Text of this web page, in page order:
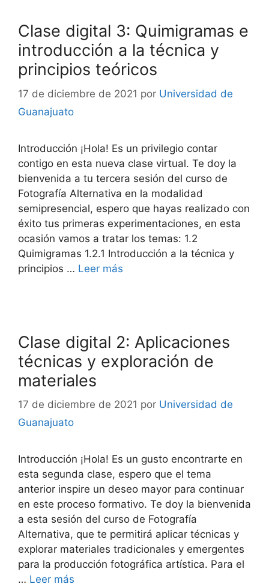
Clase digital 3: Quimigramas e
introducción a la técnica y
principios teóricos
17 de diciembre de 2021 por Universidad de
Guanajuato
Introducción ¡Hola! Es un privilegio contar
contigo en esta nueva clase virtual. Te doy la
bienvenida a tu tercera sesión del curso de
Fotografía Alternativa en la modalidad
semipresencial, espero que hayas realizado con
éxito tus primeras experimentaciones, en esta
ocasión vamos a tratar los temas: 1.2
Quimigramas 1.2.1 Introducción a la técnica y
principios … Leer más
Clase digital 2: Aplicaciones
técnicas y exploración de
materiales
17 de diciembre de 2021 por Universidad de
Guanajuato
Introducción ¡Hola! Es un gusto encontrarte en
esta segunda clase, espero que el tema
anterior inspire un deseo mayor para continuar
en este proceso formativo. Te doy la bienvenida
a esta sesión del curso de Fotografía
Alternativa, que te permitirá aplicar técnicas y
explorar materiales tradicionales y emergentes
para la producción fotográfica artística. Para el
… Leer más